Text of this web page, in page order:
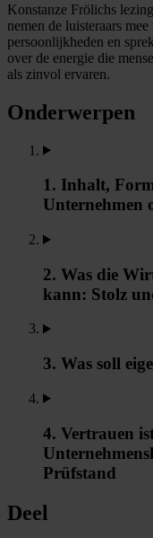
Konstanze Frölichs
nemen de luisteraars
persoonlijkheden en
over de energie die
als zinvol ervaren.
Onderwerpen
1. Inhalt,
Unternehmen
2. Was die
kann: Stolz
3. Was soll
4. Vertrauen
Prüfstand
Deel